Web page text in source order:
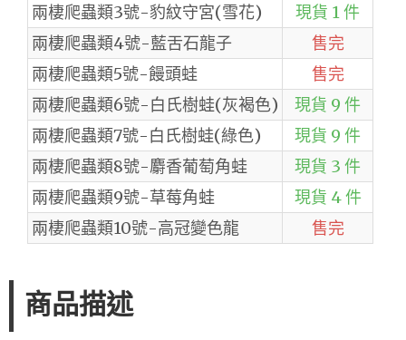
兩棲爬蟲類3號-豹紋守宮(雪花)
現貨 1 件
兩棲爬蟲類4號-藍舌石龍子
售完
兩棲爬蟲類5號-饅頭蛙
售完
兩棲爬蟲類6號-白氏樹蛙(灰褐色)
現貨 9 件
兩棲爬蟲類7號-白氏樹蛙(綠色)
現貨 9 件
兩棲爬蟲類8號-麝香葡萄角蛙
現貨 3 件
兩棲爬蟲類9號-草莓角蛙
現貨 4 件
兩棲爬蟲類10號-高冠變色龍
售完
商品描述